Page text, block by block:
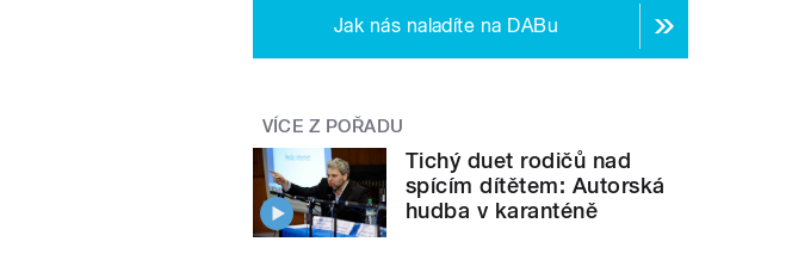
Jak nás naladíte na DABu
VÍCE Z POŘADU
Tichý duet rodičů nad
spícím dítětem: Autorská
hudba v karanténě